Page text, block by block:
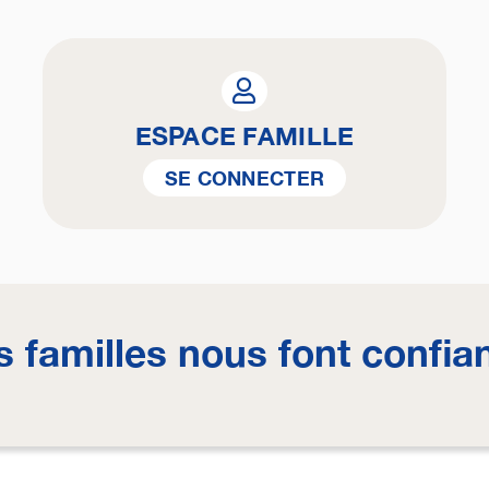
ESPACE FAMILLE
SE CONNECTER
familles nous font